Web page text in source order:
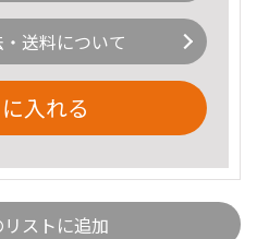
送料について
入れる
ストに追加